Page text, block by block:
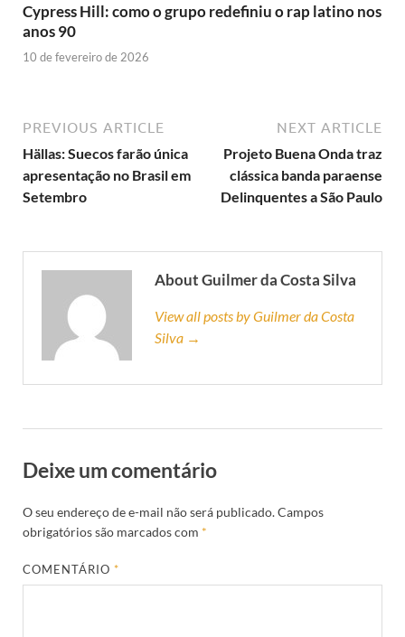
Cypress Hill: como o grupo redefiniu o rap latino nos
anos 90
10 de fevereiro de 2026
PREVIOUS ARTICLE
Hällas: Suecos farão única
apresentação no Brasil em
Setembro
NEXT ARTICLE
Projeto Buena Onda traz
clássica banda paraense
Delinquentes a São Paulo
About Guilmer da Costa Silva
View all posts by Guilmer da Costa
Silva →
Deixe um comentário
O seu endereço de e-mail não será publicado.Campos
obrigatórios são marcados com *
COMENTÁRIO*